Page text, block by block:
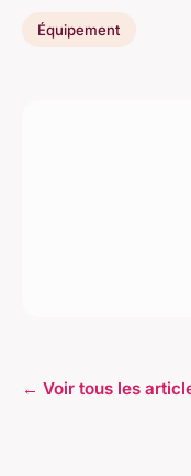
Équipement
← Voir tous les